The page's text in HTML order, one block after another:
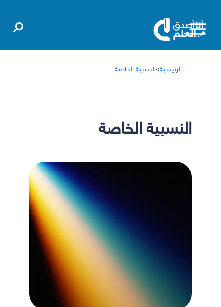
الرئيسية>النسبية الخاصة
النسبية الخاصة